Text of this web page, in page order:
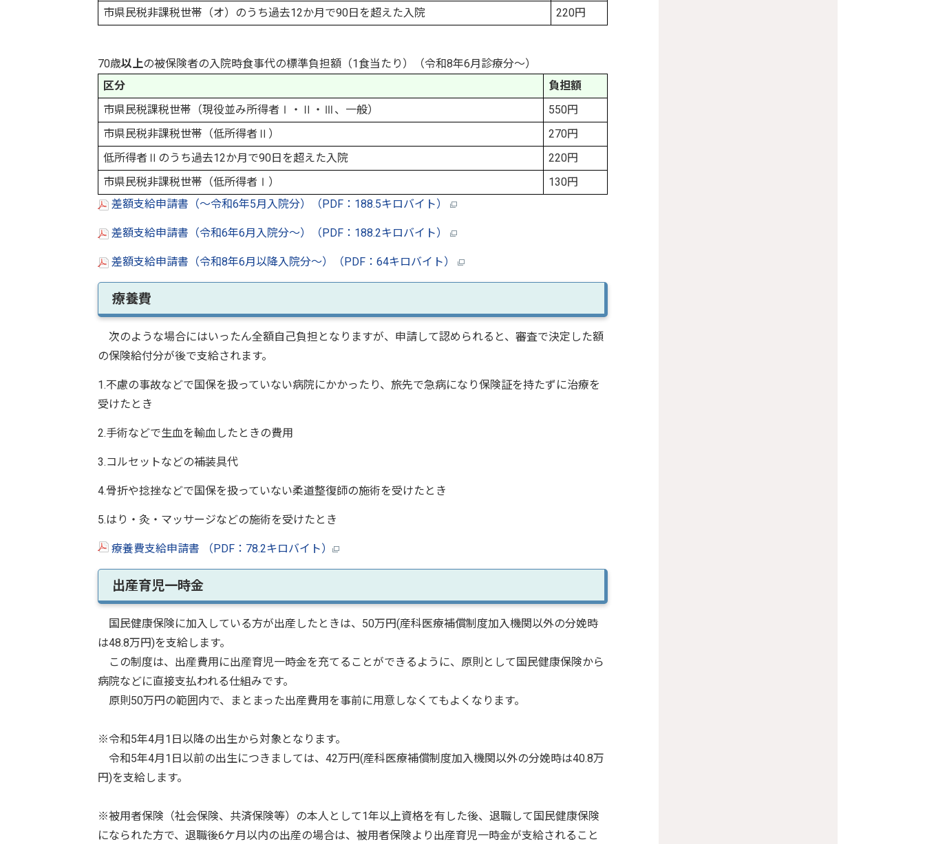
市県民税非課税世帯（オ）のうち過去12か月で90日を超えた入院
220円
70歳以上の被保険者の入院時食事代の標準負担額（1食当たり）（令和8年6月診療分～）
区分
負担額
市県民税課税世帯（現役並み所得者Ⅰ・Ⅱ・Ⅲ、一般）
550円
市県民税非課税世帯（低所得者Ⅱ）
270円
低所得者Ⅱのうち過去12か月で90日を超えた入院
220円
市県民税非課税世帯（低所得者Ⅰ）
130円
差額支給申請書（～令和6年5月入院分）（PDF：188.5キロバイト）
差額支給申請書（令和6年6月入院分～）（PDF：188.2キロバイト）
差額支給申請書（令和8年6月以降入院分～）（PDF：64キロバイト）
療養費
次のような場合にはいったん全額自己負担となりますが、申請して認められると、審査で決定した額
の保険給付分が後で支給されます。
1.不慮の事故などで国保を扱っていない病院にかかったり、旅先で急病になり保険証を持たずに治療を
受けたとき
2.手術などで生血を輸血したときの費用
3.コルセットなどの補装具代
4.骨折や捻挫などで国保を扱っていない柔道整復師の施術を受けたとき
5.はり・灸・マッサージなどの施術を受けたとき
療養費支給申請書 （PDF：78.2キロバイト）
出産育児一時金
国民健康保険に加入している方が出産したときは、50万円(産科医療補償制度加入機関以外の分娩時
は48.8万円)を支給します。
この制度は、出産費用に出産育児一時金を充てることができるように、原則として国民健康保険から
病院などに直接支払われる仕組みです。
原則50万円の範囲内で、まとまった出産費用を事前に用意しなくてもよくなります。
※令和5年4月1日以降の出生から対象となります。
令和5年4月1日以前の出生につきましては、42万円(産科医療補償制度加入機関以外の分娩時は40.8万
円)を支給します。
※被用者保険（社会保険、共済保険等）の本人として1年以上資格を有した後、退職して国民健康保険
になられた方で、退職後6ケ月以内の出産の場合は、被用者保険より出産育児一時金が支給されること